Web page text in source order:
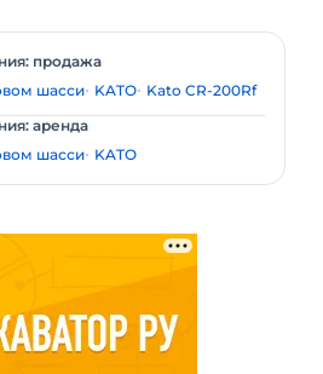
продажа
шасси KATO Kato CR-200Rf
аренда
шасси KATO